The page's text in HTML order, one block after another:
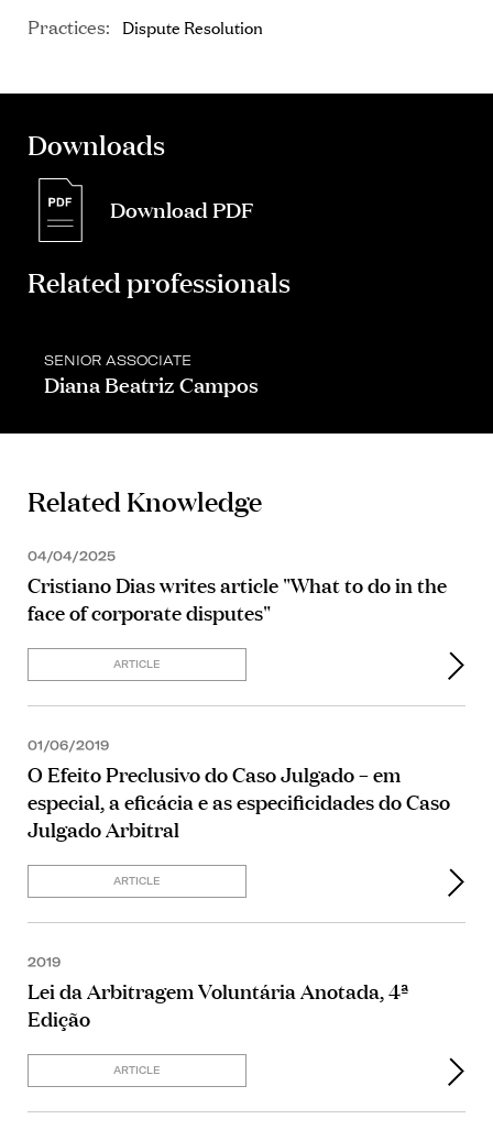
Practices: Dispute Resolution
Downloads
Download PDF
Related professionals
SENIOR ASSOCIATE
Diana Beatriz Campos
Related Knowledge
04/04/2025
Cristiano Dias writes article "What to do in the
face of corporate disputes"
ARTICLE
01/06/2019
O Efeito Preclusivo do Caso Julgado – em
especial, a eficácia e as especificidades do Caso
Julgado Arbitral
ARTICLE
2019
Lei da Arbitragem Voluntária Anotada, 4ª
Edição
ARTICLE